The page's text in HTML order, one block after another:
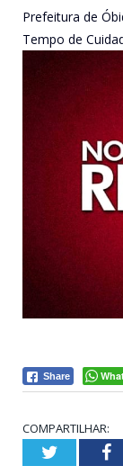
Prefeitura de
Tempo de
Share
COMPARTILHAR:
Twitter